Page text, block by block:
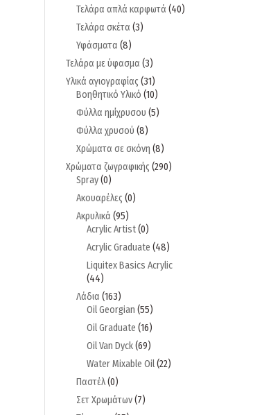
Τελάρα απλά καρφωτά (40)
Τελάρα σκέτα (3)
Υφάσματα (8)
Τελάρα με ύφασμα (3)
Υλικά αγιογραφίας (31)
Βοηθητικό Υλικό (10)
Φύλλα ημίχρυσου (5)
Φύλλα χρυσού (8)
Χρώματα σε σκόνη (8)
Χρώματα ζωγραφικής (290)
Spray(0)
Ακουαρέλες (0)
Ακρυλικά (95)
Acrylic Artist(0)
Acrylic Graduate (48)
Liquitex Basics Acrylic
(44)
Λάδια (163)
Oil Georgian (55)
Oil Graduate (16)
Oil Van Dyck(69)
Water Mixable Oil(22)
Παστέλ(0)
Σετ Χρωμάτων(7)